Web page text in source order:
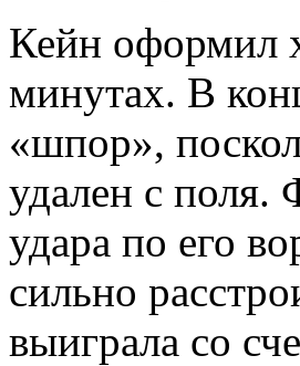
Кейн оформил
минутах. В
«шпор»,
удален с поля.
удара по его
сильно
выиграла со